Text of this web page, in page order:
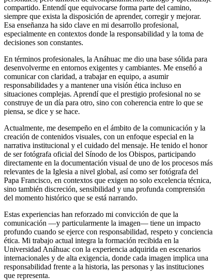
compartido. Entendí que equivocarse forma parte del camino,
siempre que exista la disposición de aprender, corregir y mejorar.
Esa enseñanza ha sido clave en mi desarrollo profesional,
especialmente en contextos donde la responsabilidad y la toma de
decisiones son constantes.
En términos profesionales, la Anáhuac me dio una base sólida para
desenvolverme en entornos exigentes y cambiantes. Me enseñó a
comunicar con claridad, a trabajar en equipo, a asumir
responsabilidades y a mantener una visión ética incluso en
situaciones complejas. Aprendí que el prestigio profesional no se
construye de un día para otro, sino con coherencia entre lo que se
piensa, se dice y se hace.
Actualmente, me desempeño en el ámbito de la comunicación y la
creación de contenidos visuales, con un enfoque especial en la
narrativa institucional y el cuidado del mensaje. He tenido el honor
de ser fotógrafa oficial del Sínodo de los Obispos, participando
directamente en la documentación visual de uno de los procesos más
relevantes de la Iglesia a nivel global, así como ser fotógrafa del
Papa Francisco, en contextos que exigen no solo excelencia técnica,
sino también discreción, sensibilidad y una profunda comprensión
del momento histórico que se está narrando.
Estas experiencias han reforzado mi convicción de que la
comunicación —y particularmente la imagen— tiene un impacto
profundo cuando se ejerce con responsabilidad, respeto y conciencia
ética. Mi trabajo actual integra la formación recibida en la
Universidad Anáhuac con la experiencia adquirida en escenarios
internacionales y de alta exigencia, donde cada imagen implica una
responsabilidad frente a la historia, las personas y las instituciones
que representa.